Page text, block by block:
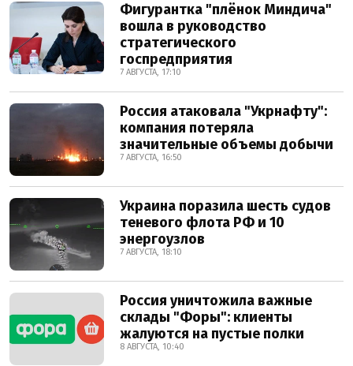
Фигурантка "плёнок Миндича"
вошла в руководство
стратегического
госпредприятия
7 АВГУСТА, 17:10
Россия атаковала "Укрнафту":
компания потеряла
значительные объемы добычи
7 АВГУСТА, 16:50
Украина поразила шесть судов
теневого флота РФ и 10
энергоузлов
7 АВГУСТА, 18:10
Россия уничтожила важные
склады "Форы": клиенты
жалуются на пустые полки
8 АВГУСТА, 10:40